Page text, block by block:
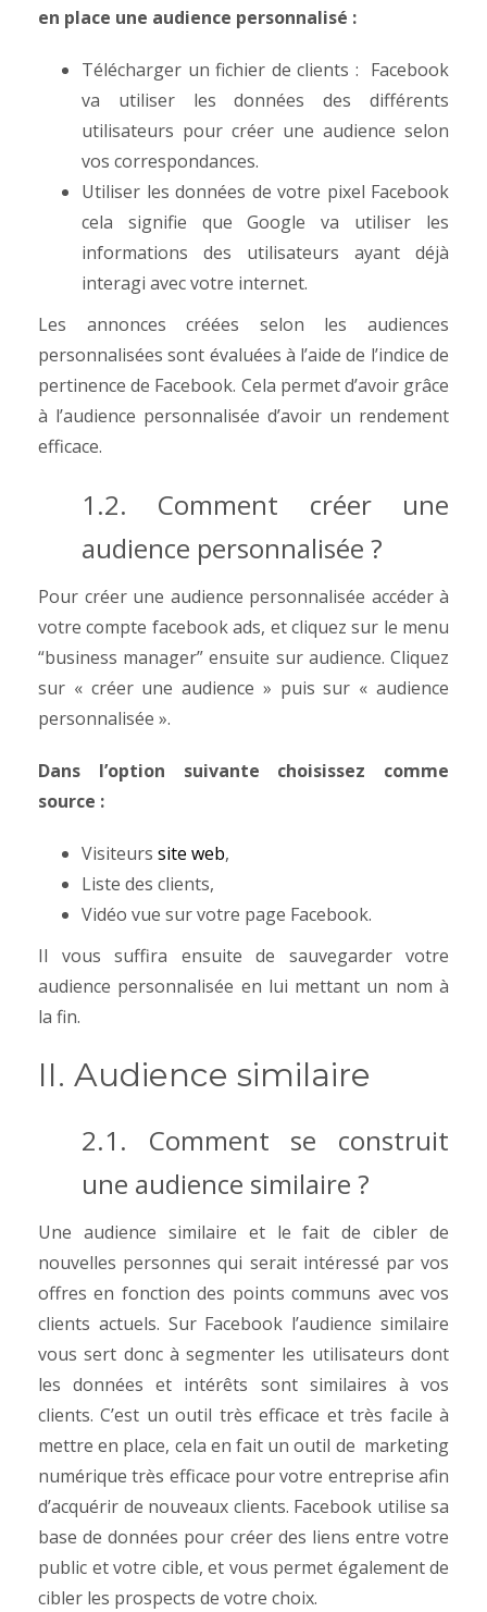
en place une audience personnalisé :
Télécharger un fichier de clients : Facebook
va utiliser les données des différents
utilisateurs pour créer une audience selon
vos correspondances.
Utiliser les données de votre pixel Facebook
cela signifie que Google va utiliser les
informations des utilisateurs ayant déjà
interagi avec votre internet.
Les annonces créées selon les audiences
personnalisées sont évaluées à l’aide de l’indice de
pertinence de Facebook. Cela permet d’avoir grâce
à l’audience personnalisée d’avoir un rendement
efficace.
1.2. Comment créer une
audience personnalisée ?
Pour créer une audience personnalisée accéder à
votre compte facebook ads, et cliquez sur le menu
“business manager” ensuite sur audience. Cliquez
sur « créer une audience » puis sur « audience
personnalisée ».
Dans l’option suivante choisissez comme
source :
Visiteurs site web,
Liste des clients,
Vidéo vue sur votre page Facebook.
Il vous suffira ensuite de sauvegarder votre
audience personnalisée en lui mettant un nom à
la fin.
II. Audience similaire
2.1. Comment se construit
une audience similaire ?
Une audience similaire et le fait de cibler de
nouvelles personnes qui serait intéressé par vos
offres en fonction des points communs avec vos
clients actuels. Sur Facebook l’audience similaire
vous sert donc à segmenter les utilisateurs dont
les données et intérêts sont similaires à vos
clients. C’est un outil très efficace et très facile à
mettre en place, cela en fait un outil de marketing
numérique très efficace pour votre entreprise afin
d’acquérir de nouveaux clients. Facebook utilise sa
base de données pour créer des liens entre votre
public et votre cible, et vous permet également de
cibler les prospects de votre choix.